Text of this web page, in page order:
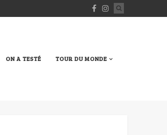
ON A TESTÉ TOUR DU MONDE